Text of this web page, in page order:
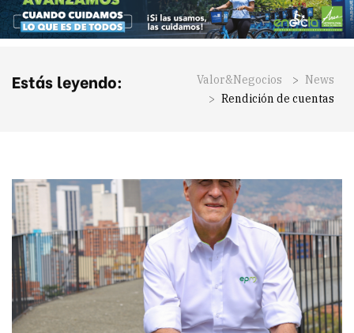
Estás leyendo: Valor&Negocios > News
> Rendición de cuentas